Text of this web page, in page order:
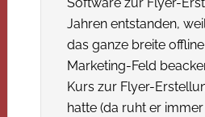
Jahren entstanden,
das ganze breite
Marketing-Feld
Kurs zur Flyer-
hatte (da ruht er